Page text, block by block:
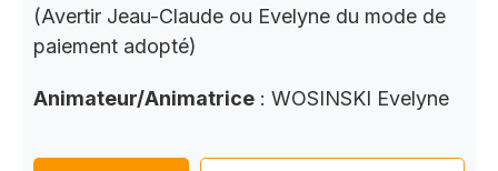
(Avertir Jeau-Claude ou Evelyne du mode de
paiement adopté)
Animateur/Animatrice : WOSINSKI Evelyne